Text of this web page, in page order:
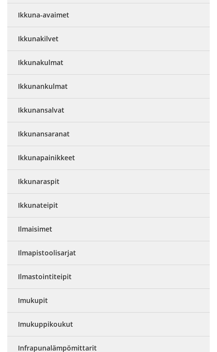
Ikkuna-avaimet
Ikkunakilvet
Ikkunakulmat
Ikkunankulmat
Ikkunansalvat
Ikkunansaranat
Ikkunapainikkeet
Ikkunaraspit
Ikkunateipit
Ilmaisimet
Ilmapistoolisarjat
Ilmastointiteipit
Imukupit
Imukuppikoukut
Infrapunalämpömittarit